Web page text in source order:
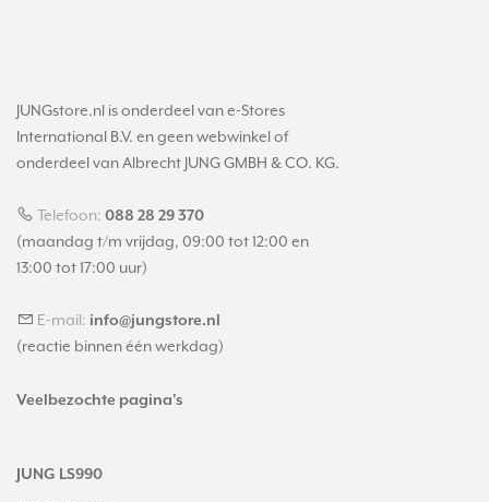
JUNGstore.nl is onderdeel van e-Stores
International B.V. en geen webwinkel of
onderdeel van Albrecht JUNG GMBH & CO. KG.
Telefoon: 088 28 29 370
(maandag t/m vrijdag, 09:00 tot 12:00 en
13:00 tot 17:00 uur)
E-mail: info@jungstore.nl
(reactie binnen één werkdag)
Veelbezochte pagina's
JUNG LS990